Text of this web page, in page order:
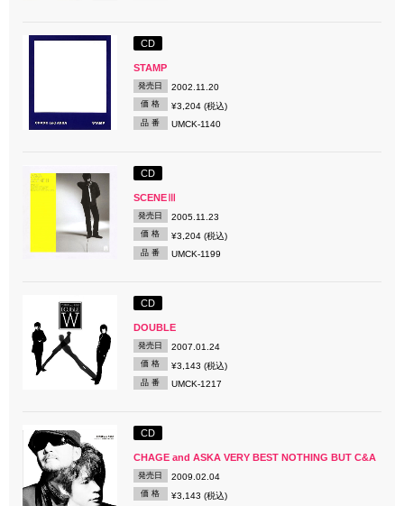
CD
STAMP
発売日 2002.11.20
価 格 ¥3,204 (税込)
品 番 UMCK-1140
CD
SCENEⅢ
発売日 2005.11.23
価 格 ¥3,204 (税込)
品 番 UMCK-1199
CD
DOUBLE
発売日 2007.01.24
価 格 ¥3,143 (税込)
品 番 UMCK-1217
CD
CHAGE and ASKA VERY BEST NOTHING BUT C&A
発売日 2009.02.04
価 格 ¥3,143 (税込)